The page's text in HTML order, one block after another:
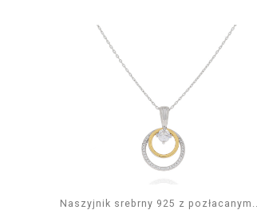
Naszyjnik srebrny 925 z pozłacanym...